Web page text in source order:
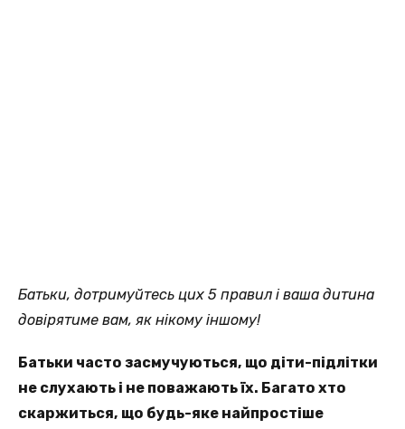
Батьки, дотримуйтесь цих 5 правил і ваша дитина
довірятиме вам, як нікому іншому!
Батьки часто засмучуються, що діти-підлітки
не слухають і не поважають їх. Багато хто
скаржиться, що будь-яке найпростіше